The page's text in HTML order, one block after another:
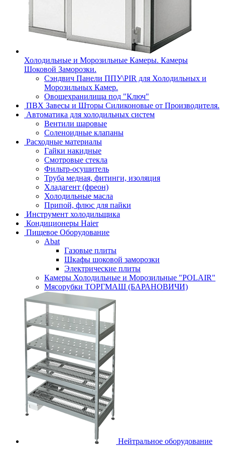
Холодильные и Морозильные Камеры. Камеры
Шоковой Заморозки.
Сэндвич Панели ППУ\PIR для Холодильных и
Морозильных Камер.
Овощехранилища под "Ключ"
ПВХ Завесы и Шторы Силиконовые от Производителя.
Автоматика для холодильных систем
Вентили шаровые
Соленоидные клапаны
Расходные материалы
Гайки накидные
Смотровые стекла
Фильтр-осушитель
Труба медная, фитинги, изоляция
Хладагент (фреон)
Холодильные масла
Припой, флюс для пайки
Инструмент холодильщика
Кондиционеры Haier
Пищевое Оборудование
Abat
Газовые плиты
Шкафы шоковой заморозки
Электрические плиты
Камеры Холодильные и Морозильные "POLAIR"
Мясорубки ТОРГМАШ (БАРАНОВИЧИ)
Нейтральное оборудование